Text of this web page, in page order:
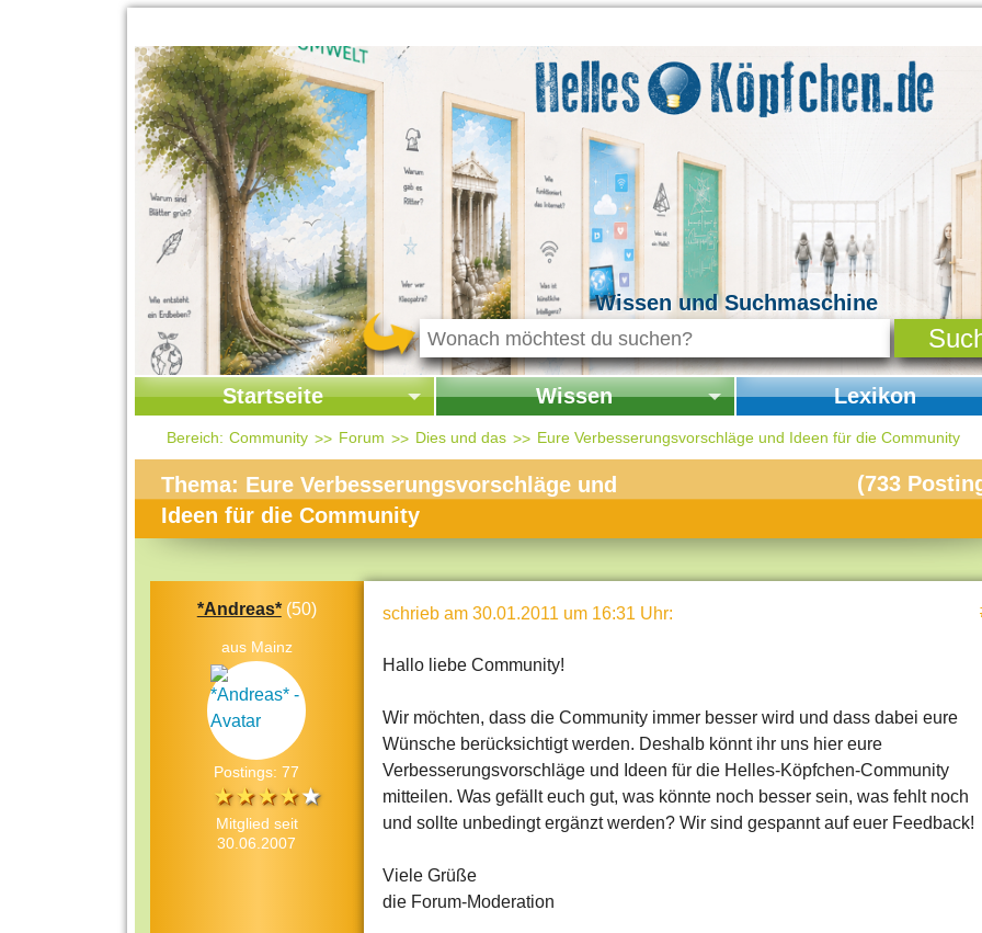
Wissen und Suchmaschine
Startseite
Startseite
Kontakt
Themen-Specials
Häufig gesucht
Wissen
Startseite Wissen
Geschichte & Kultur
Mensch & Natur
Universum
Technik
Kinderuni
Länderlexikon
Lexikon
Startseite Lexikon
Bereich: Community Forum Dies und das Eure Verbesserungsvorschläge und Ideen für die Community
Thema: Eure Verbesserungsvorschläge und
Ideen für die Community
(733
*Andreas*(50)
aus Mainz
Postings: 77
Mitglied seit
30.06.2007
schrieb am 30.01.2011 um 16:31 Uhr:
Hallo liebe Community!
Wir möchten, dass die Community immer besser wird und dass dabei eure
Wünsche berücksichtigt werden. Deshalb könnt ihr uns hier eure
Verbesserungsvorschläge und Ideen für die Helles-Köpfchen-Community
mitteilen. Was gefällt euch gut, was könnte noch besser sein, was fehlt noch
und sollte unbedingt ergänzt werden? Wir sind gespannt auf euer Feedback!
Viele Grüße
die Forum-Moderation